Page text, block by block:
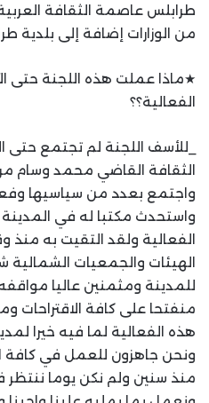
من الوزارات إضافة إلى بلدية
★ماذا عملت هذه اللجنة حتى
الفعالية؟؟
_للأسف اللجنة لم تجتمع حتى
الثقافة القاضي محمد وسام
واجتمع بعدد من سياسيها
واستحدث مكتبا له في
الفعالية ولقد التقيت به
الهيئات والجمعيات الشمالية
للمدينة ومثمنين عاليا
منفتحا على كافة الاقتراحات
هذه الفعالية لما فيه خيرا
ونحن جاهزون للعمل في كافة
منذ سنين ولم نكن يوما ننتظر